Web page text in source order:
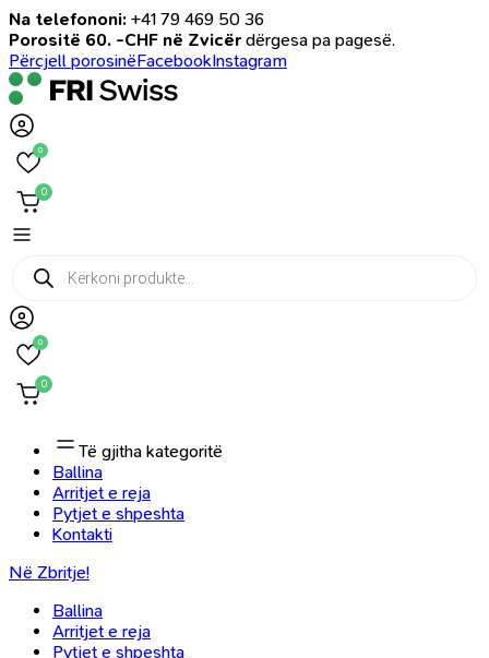
Na telefononi: +41 79 469 50 36
Porositë 60. -CHF në Zvicër dërgesa pa pagesë.
Përcjell porosinëFacebookInstagram
0
0
Products
search
0
0
Të gjitha kategoritë
Ballina
Arritjet e reja
Pytjet e shpeshta
Kontakti
Në Zbritje!
Ballina
Arritjet e reja
Pytjet e shpeshta